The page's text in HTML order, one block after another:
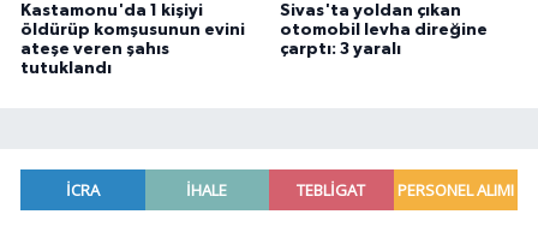
Kastamonu'da 1 kişiyi
öldürüp komşusunun evini
ateşe veren şahıs
tutuklandı
Sivas'ta yoldan çıkan
otomobil levha direğine
çarptı: 3 yaralı